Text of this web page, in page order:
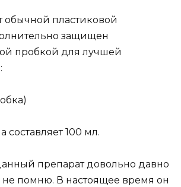
обычной пластиковой
защищен
пробкой для лучшей
100 мл.
препарат довольно давно
не помню. В настоящее время он